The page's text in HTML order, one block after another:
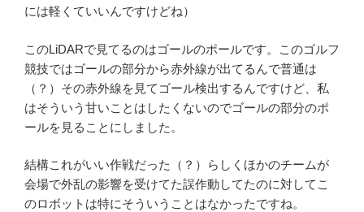
には軽くていいんですけどね）
このLiDARで見てるのはゴールのポールです。このゴルフ
競技ではゴールの部分から赤外線が出てるんで普通は
（？）その赤外線を見てゴール検出するんですけど、私
はそういう甘いことはしたくないのでゴールの部分のポ
ールを見ることにしました。
結構これがいい作戦だった（？）らしくほかのチームが
会場で外乱の影響を受けてた誤作動してたのに対してこ
のロボットは特にそういうことはなかったですね。